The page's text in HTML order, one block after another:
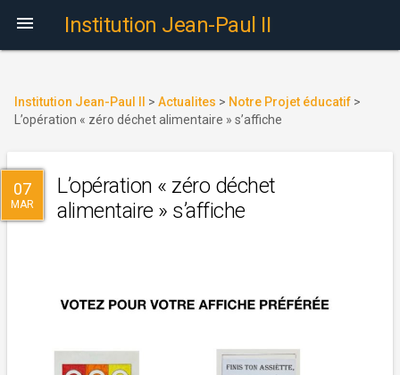
 Institution Jean-Paul II
Institution Jean-Paul II > Actualites > Notre Projet éducatif >
L’opération « zéro déchet alimentaire » s’affiche
07
MAR
L’opération « zéro déchet
alimentaire » s’affiche